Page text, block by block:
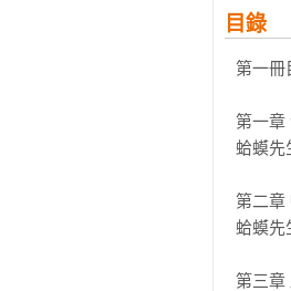
納孩子
幫孩
脫，還
鼠連夜
第三冊
陪伴孩
目錄
第一冊
第一章
蛤蟆先
第二章
蛤蟆先
第三章